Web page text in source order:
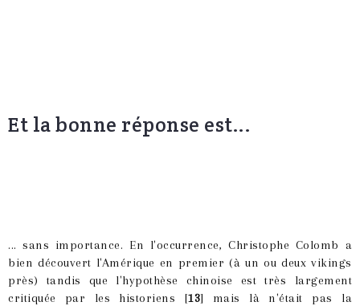
Et la bonne réponse est...
... sans importance. En l'occurrence, Christophe Colomb a
bien découvert l'Amérique en premier (à un ou deux vikings
près) tandis que l'hypothèse chinoise est très largement
critiquée par les historiens [13] mais là n'était pas la